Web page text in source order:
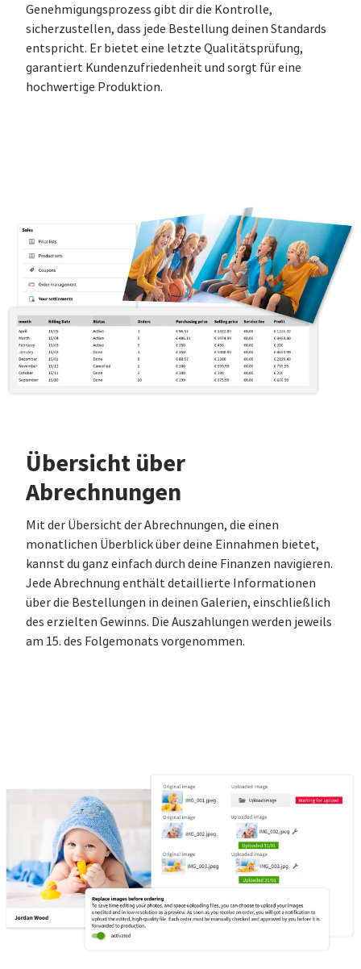
Genehmigungsprozess gibt dir die Kontrolle,
sicherzustellen, dass jede Bestellung deinen Standards
entspricht. Er bietet eine letzte Qualitätsprüfung,
garantiert Kundenzufriedenheit und sorgt für eine
hochwertige Produktion.
Übersicht über
Abrechnungen
Mit der Übersicht der Abrechnungen, die einen
monatlichen Überblick über deine Einnahmen bietet,
kannst du ganz einfach durch deine Finanzen navigieren.
Jede Abrechnung enthält detaillierte Informationen
über die Bestellungen in deinen Galerien, einschließlich
des erzielten Gewinns. Die Auszahlungen werden jeweils
am 15. des Folgemonats vorgenommen.